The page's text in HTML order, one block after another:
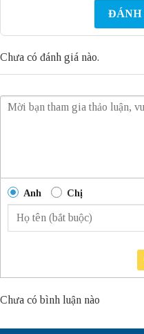
ĐÁNH
Chưa có đánh giá nào.
Anh Chị
Chưa có bình luận nào